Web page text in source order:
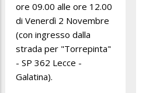
ore 09.00 alle ore 12.00
di Venerdì 2 Novembre
(con ingresso dalla
strada per "Torrepinta"
- SP 362 Lecce -
Galatina).